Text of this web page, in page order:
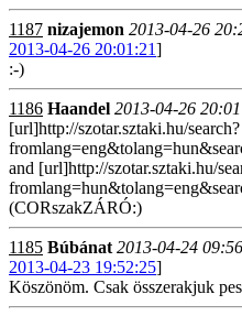
1187 nizajemon 2013-04-26
2013-04-26 20:01:21]
:-)
1186 Haandel 2013-04-26
[url]http://szotar.sztaki.hu/search?
and [url]http://szotar.sztaki.hu/
(CORszakZÁRÓ:)
1185 Búbánat 2013-04-24
2013-04-23 19:52:25]
Köszönöm. Csak összerakjuk